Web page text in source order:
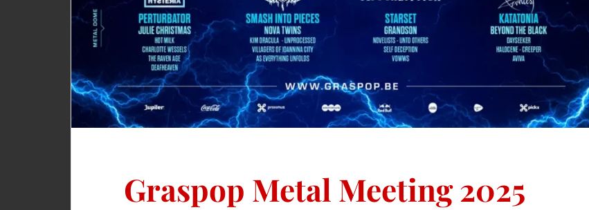
Graspop Metal Meeting 2025